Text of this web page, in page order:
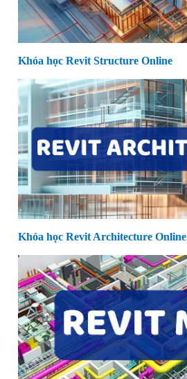
Khóa học Revit Structure Online
Khóa học Revit Architecture Online